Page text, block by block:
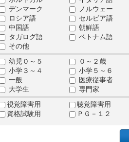
デンマーク
ノルウェー
ロシア語
セルビア語
中国語
朝鮮語
タガログ語
ベトナム語
その他
幼児０～５
０～２歳
小学３～４
小学５～６
一般
医療従事者
大学生
専門家
視覚障害用
聴覚障害用
資格試験用
ＰＧ－１２